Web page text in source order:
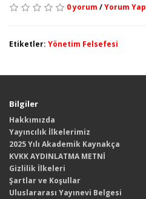
0 yorum /Yorum Yap
Etiketler: Yönetim Felsefesi
Bilgiler
Hakkımızda
Yayıncılık İlkelerimiz
2025 Yılı Akademik Kaynakça
KVKK AYDINLATMA METNİ
Gizlilik İlkeleri
Şartlar ve Koşullar
Uluslararası Yayınevi Belgesi